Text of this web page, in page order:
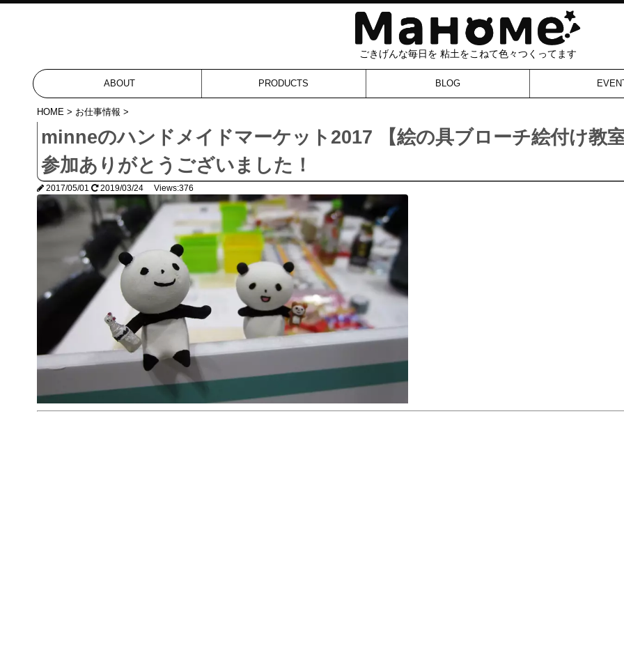
ごきげんな毎日を 粘土をこねて色々つくってます
ABOUT PRODUCTS BLOG
HOME > お仕事情報 >
minneのハンドメイドマーケット2017 【絵の具ブローチ絵付け教
参加ありがとうございました！
2017/05/01 2019/03/24 Views:376